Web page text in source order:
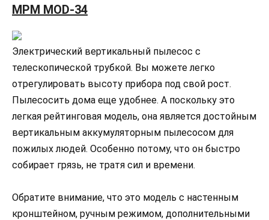
MPM MOD-34
Электрический вертикальный пылесос с
телескопической трубкой. Вы можете легко
отрегулировать высоту прибора под свой рост.
Пылесосить дома еще удобнее. А поскольку это
легкая рейтинговая модель, она является достойным
вертикальным аккумуляторным пылесосом для
пожилых людей. Особенно потому, что он быстро
собирает грязь, не тратя сил и времени.
Обратите внимание, что это модель с настенным
кронштейном, ручным режимом, дополнительными